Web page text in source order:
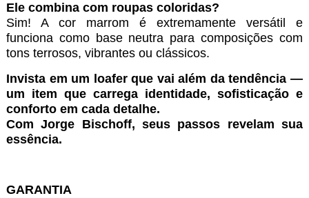
Ele combina com roupas coloridas?
Sim! A cor marrom é extremamente versátil e
funciona como base neutra para composições com
tons terrosos, vibrantes ou clássicos.
Invista em um loafer que vai além da tendência —
um item que carrega identidade, sofisticação e
conforto em cada detalhe.
Com Jorge Bischoff, seus passos revelam sua
essência.
GARANTIA